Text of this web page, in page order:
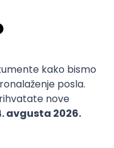
više o